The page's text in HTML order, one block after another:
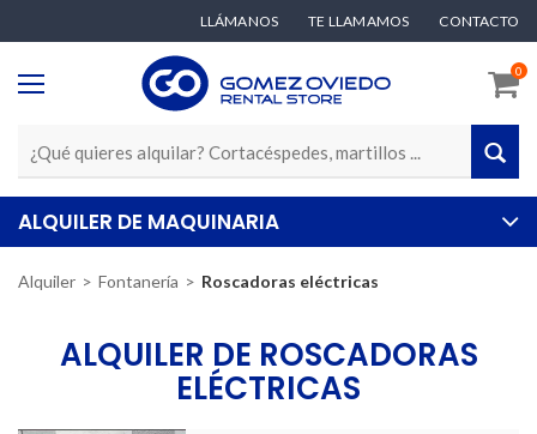
LLÁMANOS TE LLAMAMOS CONTACTO
0
ALQUILER DE MAQUINARIA
Alquiler Fontanería Roscadoras eléctricas
ALQUILER DE ROSCADORAS
ELÉCTRICAS